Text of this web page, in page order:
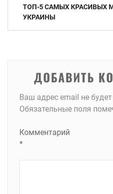
ТОП-5 САМЫХ КРАСИВЫХ
УКРАИНЫ
ДОБАВИТЬ
Ваш адрес email не
Обязательные поля
Комментарий
*